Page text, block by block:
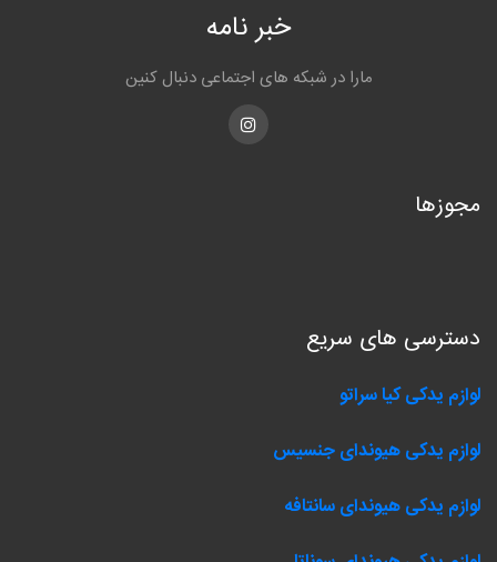
خبر نامه
مارا در شبکه های اجتماعی دنبال کنین
Instagram
مجوزها
دسترسی های سریع
لوازم یدکی کیا سراتو
لوازم یدکی هیوندای جنسیس
لوازم یدکی هیوندای سانتافه